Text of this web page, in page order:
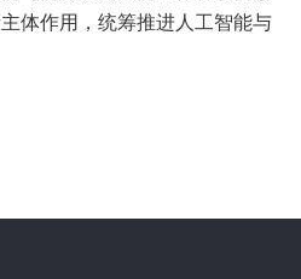
体作用，统筹推进人工智能与